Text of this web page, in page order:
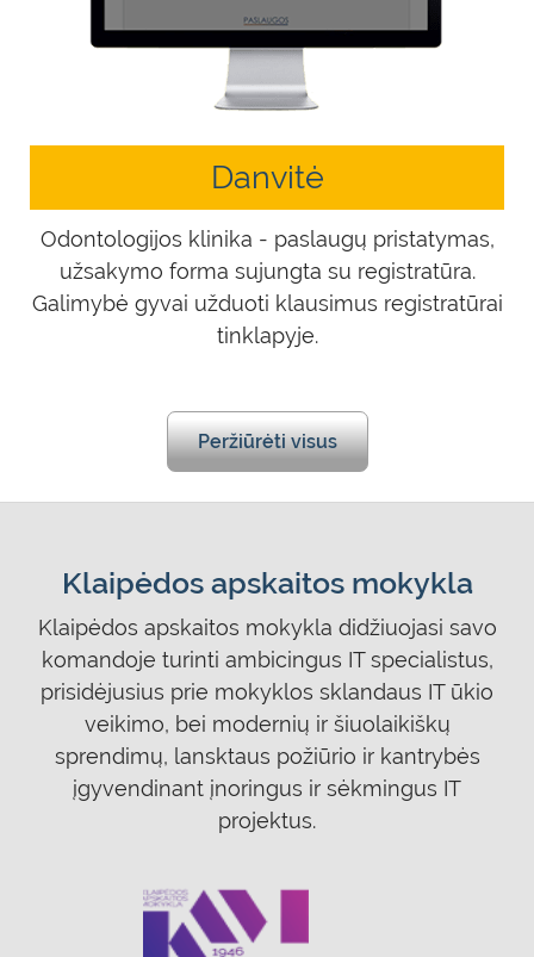
Danvitė
Odontologijos klinika - paslaugų pristatymas,
užsakymo forma sujungta su registratūra.
Galimybė gyvai užduoti klausimus registratūrai
tinklapyje.
Peržiūrėti visus
Klaipėdos apskaitos mokykla
Klaipėdos apskaitos mokykla didžiuojasi savo
komandoje turinti ambicingus IT specialistus,
prisidėjusius prie mokyklos sklandaus IT ūkio
veikimo, bei modernių ir šiuolaikiškų
sprendimų, lansktaus požiūrio ir kantrybės
įgyvendinant įnoringus ir sėkmingus IT
projektus.